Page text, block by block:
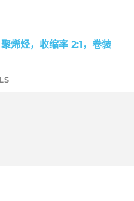
烯烃，收缩率 2:1，卷装